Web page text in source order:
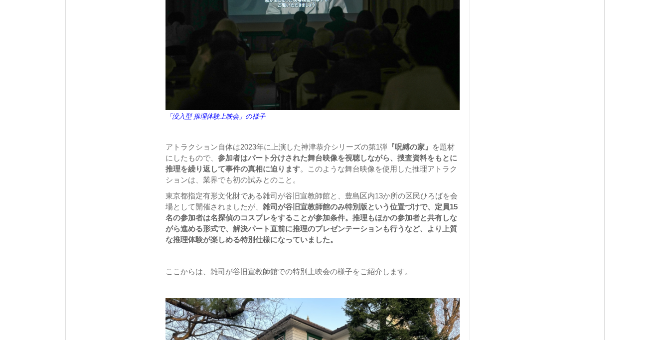
「没入型 推理体験上映会」の様子
アトラクション自体は2023年に上演した神津恭介シリーズの第1弾 『呪縛の家』 を題材
にしたもので、 参加者はパート分けされた舞台映像を視聴しながら、捜査資料をもとに
推理を繰り返して事件の真相に迫ります。このような舞台映像を使用した推理アトラク
ションは、業界でも初の試みとのこと。
東京都指定有形文化財である雑司が谷旧宣教師館と、豊島区内13か所の区民ひろばを会
場として開催されましたが、 雑司が谷旧宣教師館のみ特別版という位置づけで、定員15
名の参加者は名探偵のコスプレをすることが参加条件。推理もほかの参加者と共有しな
がら進める形式で、解決パート直前に推理のプレゼンテーションも行うなど、より上質
な推理体験が楽しめる特別仕様になっていました。
ここからは、雑司が谷旧宣教師館での特別上映会の様子をご紹介します。